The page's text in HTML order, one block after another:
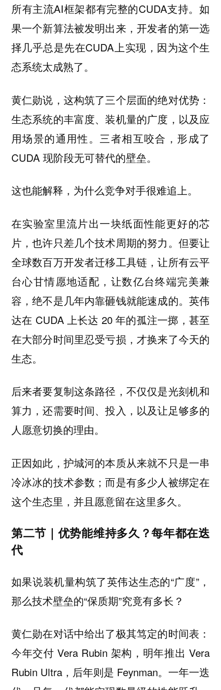
所有主流AI框架都有完整的CUDA支持。如
果一个新算法被发明出来，开发者的第一选
择几乎总是先在CUDA上实现，因为这个生
态系统太成熟了。
黄仁勋说，这构筑了三个层面的绝对优势：
生态系统的丰富度、装机量的广度，以及应
用场景的通用性。三者相互咬合，形成了
CUDA 现阶段无可替代的壁垒。
这也能解释，为什么竞争对手很难追上。
在实验室里流片出一块纸面性能更好的芯
片，也许只差几个技术周期的努力。但要让
全球数百万开发者迁移工具链，让所有云平
台心甘情愿地适配，让数亿台终端完美兼
容，绝不是几年内靠砸钱就能速成的。英伟
达在 CUDA 上长达 20 年的孤注一掷，甚至
在大部分时间里忍受亏损，才换来了今天的
生态。
后来者要复制这条路径，不仅仅是光刻机和
算力，还需要时间、投入，以及让足够多的
人愿意切换的理由。
正因如此，护城河的本质从来就不只是一串
冷冰冰的技术参数；而是有多少人被绑定在
这个生态里，并且愿意留在这里多久。
第二节｜优势能维持多久？每年都在迭
代
如果说装机量构筑了英伟达生态的“广度”，
那么技术壁垒的“保质期”究竟有多长？
黄仁勋在对话中给出了极其笃定的时间表：
今年交付 Vera Rubin 架构，明年推出 Vera
Rubin Ultra，后年则是 Feynman。一年一迭